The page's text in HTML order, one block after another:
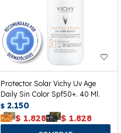
Protector Solar Vichy Uv Age
Daily Sin Color Spf50+. 40 Ml.
$ 2.150
$ 1.828 $ 1.828